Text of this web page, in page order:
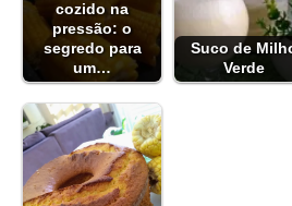
cozido na
pressão: o
segredo para
um…
Suco de
Verde